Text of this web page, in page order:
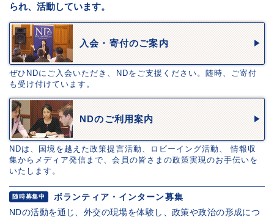
られ、活動しています。
入会・寄付のご案内
ぜひNDにご入会いただき、NDをご支援ください。随時、ご寄付
も受け付けています。
NDのご利用案内
NDは、国境を越えた政策提言活動、ロビーイング活動、 情報収
集からメディア発信まで、会員の皆さまの政策実現のお手伝いを
いたします。
随時募集中
ボランティア・インターン募集
NDの活動を通じ、外交の現場を体験し、政策や政治の形成につ